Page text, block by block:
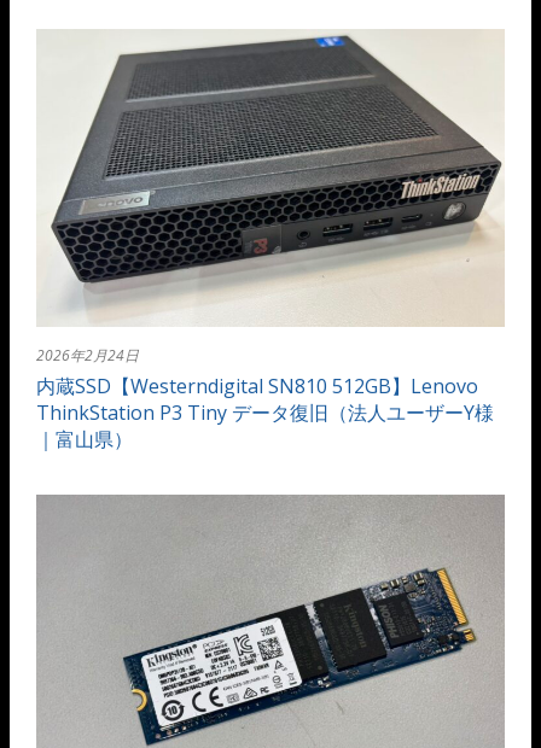
2026年2月24日
内蔵SSD【Westerndigital SN810 512GB】Lenovo
ThinkStation P3 Tiny データ復旧（法人ユーザーY様
｜富山県）